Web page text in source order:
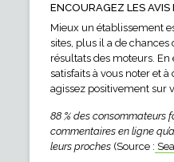
ENCOURAGEZ LES AVIS
Mieux un établissement
sites, plus il a de
résultats des moteurs.
satisfaits à vous noter et à
agissez positivement sur
88 % des consommateurs
commentaires en ligne
leurs proches(Source :